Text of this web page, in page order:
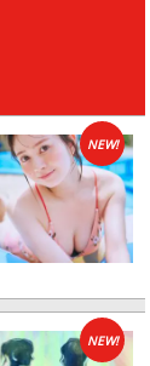
NEW!
NEW!